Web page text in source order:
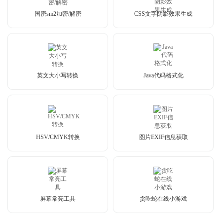
国密sm2加密/解密 CSS文字阴影效果生成
英文大小写转换 Java代码格式化
HSV/CMYK转换 图片EXIF信息获取
屏幕常亮工具 贪吃蛇在线小游戏